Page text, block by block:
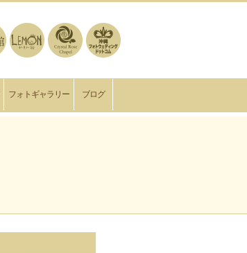
フォトギャラリー ブログ